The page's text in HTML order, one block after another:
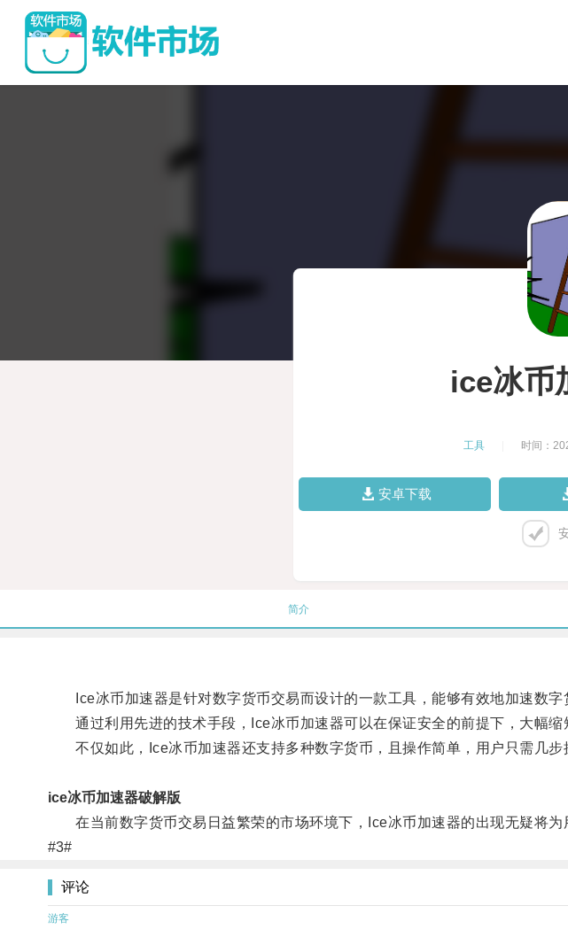
ice冰币
工具 时间：
安卓下载
简介
Ice冰币加速器是针对数字货币交易而设计的一款工具，能够有效地加速数字
通过利用先进的技术手段，Ice冰币加速器可以在保证安全的前提下，大幅缩
不仅如此，Ice冰币加速器还支持多种数字货币，且操作简单，用户只需几步
ice冰币加速器破解版
在当前数字货币交易日益繁荣的市场环境下，Ice冰币加速器的出现无疑将为
#3#
评论
游客